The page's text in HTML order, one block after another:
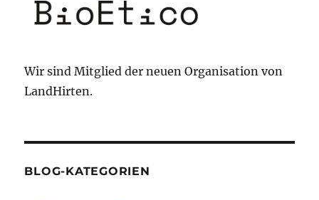
Wir sind Mitglied der neuen Organisation von
LandHirten.
BLOG-KATEGORIEN